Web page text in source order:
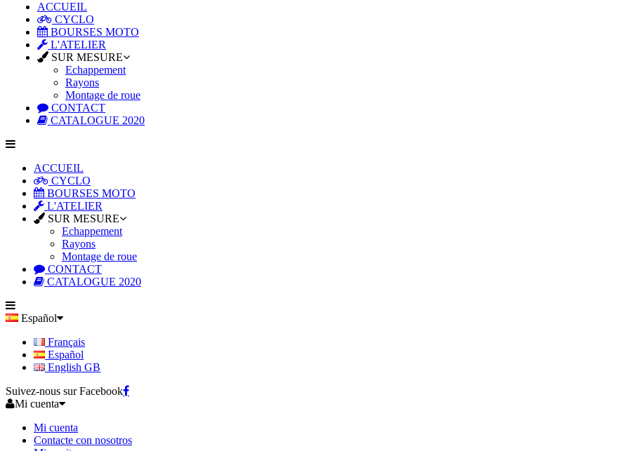
ACCUEIL
CYCLO
BOURSES MOTO
L'ATELIER
SUR MESURE
Echappement
Rayons
Montage de roue
CONTACT
CATALOGUE 2020
ACCUEIL
CYCLO
BOURSES MOTO
L'ATELIER
SUR MESURE
Echappement
Rayons
Montage de roue
CONTACT
CATALOGUE 2020
Español
Français
Español
English GB
Suivez-nous sur Facebook
Mi cuenta
Mi cuenta
Contacte con nosotros